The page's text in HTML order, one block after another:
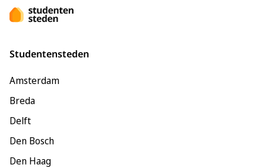
Studentensteden
Amsterdam
Breda
Delft
Den Bosch
Den Haag